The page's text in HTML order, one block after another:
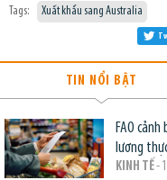
Tags: Xuất khẩu sang Australia
TIN NỔI BẬT
FAO
lương
KINH TẾ-